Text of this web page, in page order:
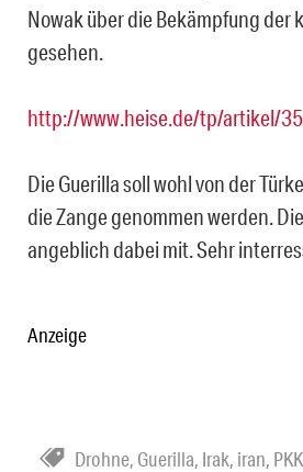
Nowak über die Bekämpfung der
gesehen.
http://www.heise.de/tp/artikel/
Die Guerilla soll wohl von der
die Zange genommen werden.
angeblich dabei mit. Sehr
Anzeige
Drohne, Guerilla, Irak, iran, PKK